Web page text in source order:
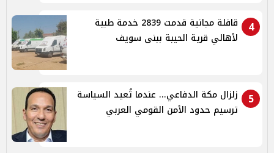
4
قافلة مجانية قدمت 2839 خدمة طبية
لأهالي قرية الحيبة ببنى سويف
5
زلزال مكة الدفاعي... عندما تُعيد السياسة
ترسيم حدود الأمن القومي العربي